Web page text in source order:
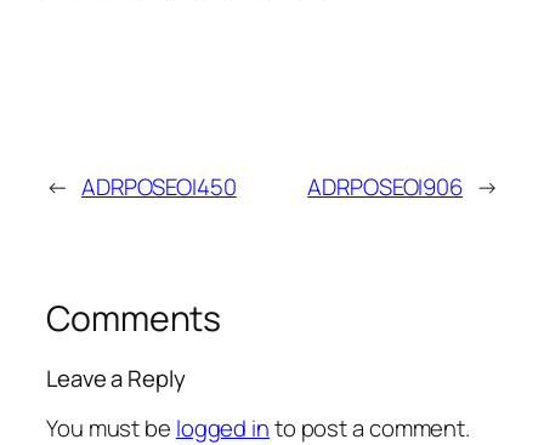
← ADRPOSEOI450 ADRPOSEOI906 →
Comments
Leave a Reply
You must be logged into post a comment.